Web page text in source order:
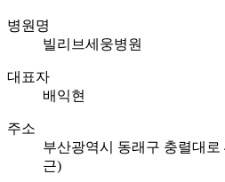
병원명
빌리브세웅병원
대표자
배익현
주소
부산광역시 동래구 충렬대로
근)